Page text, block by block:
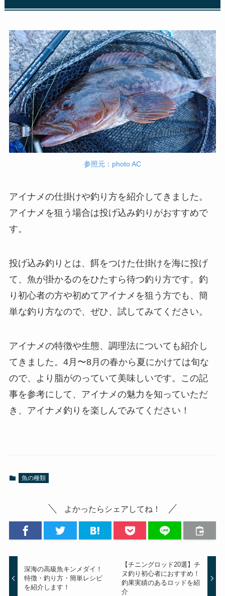
参照元：photo AC
アイナメの仕掛けや釣り方を紹介してきました。
アイナメを狙う場合は投げ込み釣りがおすすめで
す。
投げ込み釣りとは、餌をつけた仕掛けを海に投げ
て、魚が掛かるのをひたすら待つ釣り方です。釣
り初心者の方や初めてアイナメを狙う方でも、簡
単な釣り方なので、ぜひ、試してみてください。
アイナメの特徴や生態、調理法についても紹介し
てきました。4月〜8月の春から夏にかけては旬な
ので、より脂がのっていて美味しいです。この記
事を参考にして、アイナメの魅力を知っていただ
き、アイナメ釣りを楽しんでみてください！
魚の種類
よかったらシェアしてね！
深海の高級魚キンメダイ！
特徴・釣り方・簡単レシピ
を紹介します！
【チニングロッド20選】チ
ヌ釣り初心者におすすめ！
釣果実績のあるロッドを紹
介